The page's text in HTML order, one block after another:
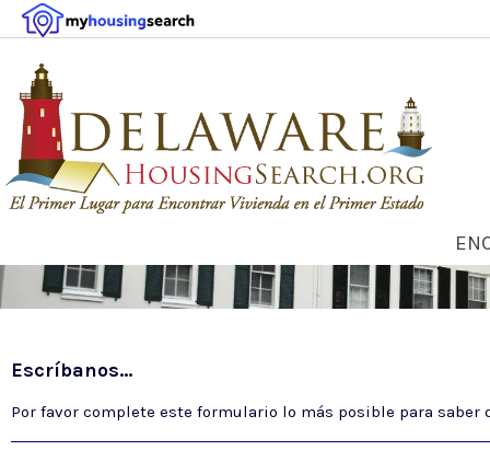
Escríbanos...
Por favor complete este formulario lo más posible para saber